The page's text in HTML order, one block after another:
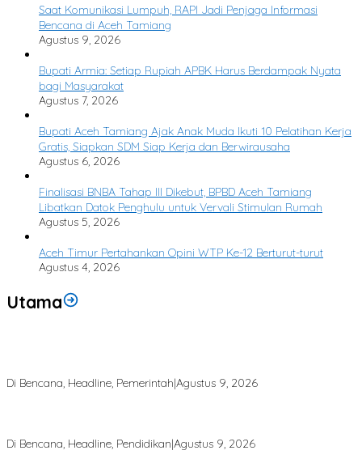
Saat Komunikasi Lumpuh, RAPI Jadi Penjaga Informasi
Bencana di Aceh Tamiang
Agustus 9, 2026
Bupati Armia: Setiap Rupiah APBK Harus Berdampak Nyata
bagi Masyarakat
Agustus 7, 2026
Bupati Aceh Tamiang Ajak Anak Muda Ikuti 10 Pelatihan Kerja
Gratis, Siapkan SDM Siap Kerja dan Berwirausaha
Agustus 6, 2026
Finalisasi BNBA Tahap III Dikebut, BPBD Aceh Tamiang
Libatkan Datok Penghulu untuk Vervali Stimulan Rumah
Agustus 5, 2026
Aceh Timur Pertahankan Opini WTP Ke-12 Berturut-turut
Agustus 4, 2026
Utama
Di Bencana, Headline, Pemerintah|Agustus 9, 2026
Di Bencana, Headline, Pendidikan|Agustus 9, 2026